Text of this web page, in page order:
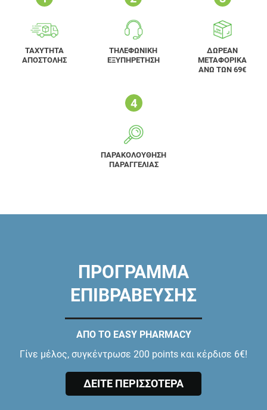
ΤΑΧΥΤΗΤΑ
ΑΠΟΣΤΟΛΗΣ
ΤΗΛΕΦΩΝΙΚΗ
ΕΞΥΠΗΡΕΤΗΣΗ
ΔΩΡΕΑΝ
ΜΕΤΑΦΟΡΙΚΑ
ΑΝΩ ΤΩΝ 69€
ΠΑΡΑΚΟΛΟΥΘΗΣΗ
ΠΑΡΑΓΓΕΛΙΑΣ
ΠΡΟΓΡΑΜΜΑ
ΕΠΙΒΡΑΒΕΥΣΗΣ
ΑΠΟ ΤΟ EASY PHARMACY
Γίνε μέλος, συγκέντρωσε 200 points και κέρδισε 6€!
ΔΕΙΤΕ ΠΕΡΙΣΣΟΤΕΡΑ